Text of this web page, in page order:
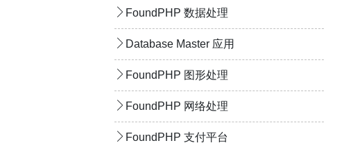
FoundPHP 数据处理
Database Master 应用
FoundPHP 图形处理
FoundPHP 网络处理
FoundPHP 支付平台